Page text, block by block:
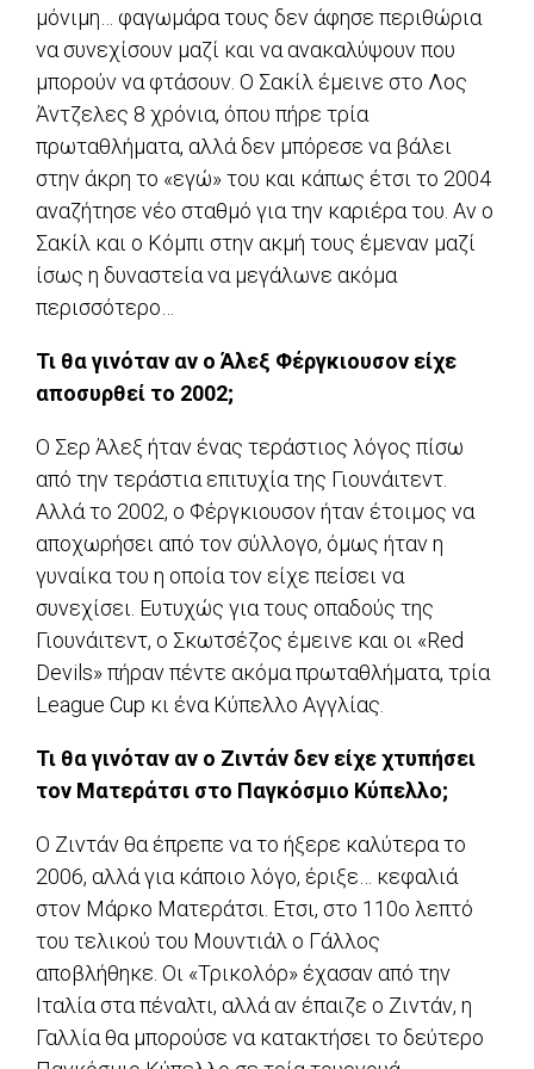
μόνιμη… φαγωμάρα τους δεν άφησε περιθώρια
να συνεχίσουν μαζί και να ανακαλύψουν που
μπορούν να φτάσουν. Ο Σακίλ έμεινε στο Λος
Άντζελες 8 χρόνια, όπου πήρε τρία
πρωταθλήματα, αλλά δεν μπόρεσε να βάλει
στην άκρη το «εγώ» του και κάπως έτσι το 2004
αναζήτησε νέο σταθμό για την καριέρα του. Αν ο
Σακίλ και ο Κόμπι στην ακμή τους έμεναν μαζί
ίσως η δυναστεία να μεγάλωνε ακόμα
περισσότερο…
Τι θα γινόταν αν ο Άλεξ Φέργκιουσον είχε
αποσυρθεί το 2002;
Ο Σερ Άλεξ ήταν ένας τεράστιος λόγος πίσω
από την τεράστια επιτυχία της Γιουνάιτεντ.
Αλλά το 2002, ο Φέργκιουσον ήταν έτοιμος να
αποχωρήσει από τον σύλλογο, όμως ήταν η
γυναίκα του η οποία τον είχε πείσει να
συνεχίσει. Ευτυχώς για τους οπαδούς της
Γιουνάιτεντ, ο Σκωτσέζος έμεινε και οι «Red
Devils» πήραν πέντε ακόμα πρωταθλήματα, τρία
League Cup κι ένα Κύπελλο Αγγλίας.
Τι θα γινόταν αν ο Ζιντάν δεν είχε χτυπήσει
τον Ματεράτσι στο Παγκόσμιο Κύπελλο;
Ο Ζιντάν θα έπρεπε να το ήξερε καλύτερα το
2006, αλλά για κάποιο λόγο, έριξε… κεφαλιά
στον Μάρκο Ματεράτσι. Ετσι, στο 110ο λεπτό
του τελικού του Μουντιάλ ο Γάλλος
αποβλήθηκε. Οι «Τρικολόρ» έχασαν από την
Ιταλία στα πέναλτι, αλλά αν έπαιζε ο Ζιντάν, η
Γαλλία θα μπορούσε να κατακτήσει το δεύτερο